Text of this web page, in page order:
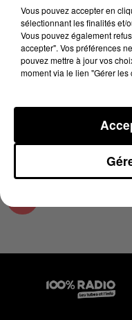
16 avril 2025 - 2 min
LES INFOS DU
16/04/2025
Vous pouvez accepter en
sélectionnant les finalités et/
Vous pouvez également
accepter". Vos préférences
pouvez mettre à jour vos
moment via le lien "Gérer